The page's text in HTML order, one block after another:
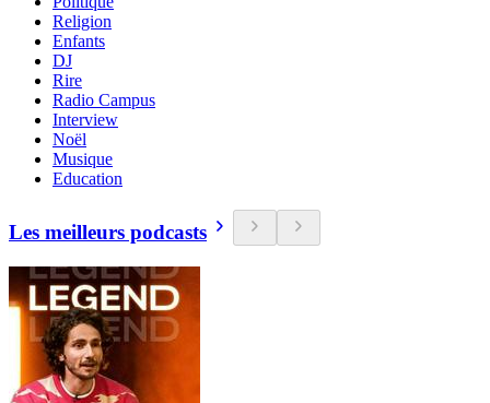
Religion
Enfants
DJ
Rire
Radio Campus
Interview
Noël
Musique
Education
Les meilleurs podcasts